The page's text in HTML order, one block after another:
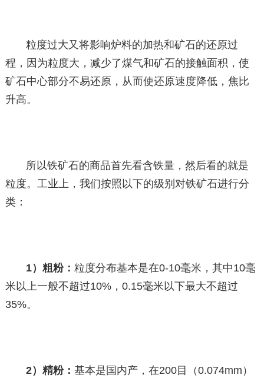
粒度过大又将影响炉料的加热和矿石的还原过
程，因为粒度大，减少了煤气和矿石的接触面积，使
矿石中心部分不易还原，从而使还原速度降低，焦比
升高。
所以铁矿石的商品首先看含铁量，然后看的就是
粒度。工业上，我们按照以下的级别对铁矿石进行分
类：
1）粗粉：粒度分布基本是在0-10毫米，其中10毫
米以上一般不超过10%，0.15毫米以下最大不超过
35%。
2）精粉：基本是国内产，在200目（0.074mm）